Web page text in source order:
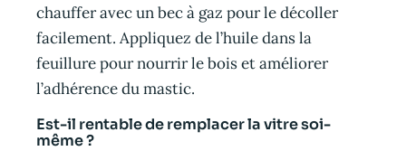
chauffer avec un bec à gaz pour le décoller
facilement. Appliquez de l’huile dans la
feuillure pour nourrir le bois et améliorer
l’adhérence du mastic.
Est-il rentable de remplacer la vitre soi-
même ?